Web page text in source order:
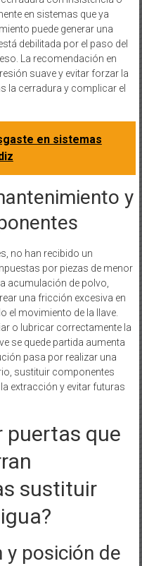
en sistemas que ya
puede generar una
debilitada por el paso del
La recomendación en
suave y evitar forzar la
la cerradura y complicar el
en sistemas
y
no han recibido un
por piezas de menor
acumulación de polvo,
una fricción excesiva en
el movimiento de la llave.
o lubricar correctamente la
se quede partida aumenta
pasa por realizar una
sustituir componentes
extracción y evitar futuras
puertas que
sustituir
y posición de